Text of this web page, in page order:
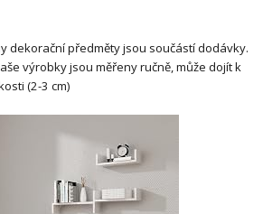
dekorační předměty jsou součástí dodávky.
výrobky jsou měřeny ručně, může dojít k
(2-3 cm)